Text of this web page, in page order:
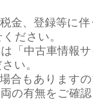
金、登録等に
ださい。
「中古車情報
い。
合もあります
の有無をご確